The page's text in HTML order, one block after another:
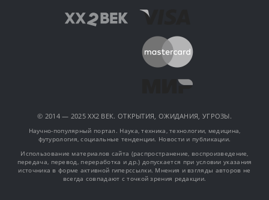
© 2014 — 2025 XX2 ВЕК. ОТКРЫТИЯ, ОЖИДАНИЯ, УГРОЗЫ.
Научно-популярный портал. Наука, техника, технологии, медицина,
футурология, социальные тенденции. Новости и публикации.
Использование материалов сайта (распространение, воспроизведение,
передача, перевод, переработка и др.) допускается при условии указания
источника в форме активной гиперссылки. Мнения и взгляды авторов не
всегда совпадают с точкой зрения редакции.